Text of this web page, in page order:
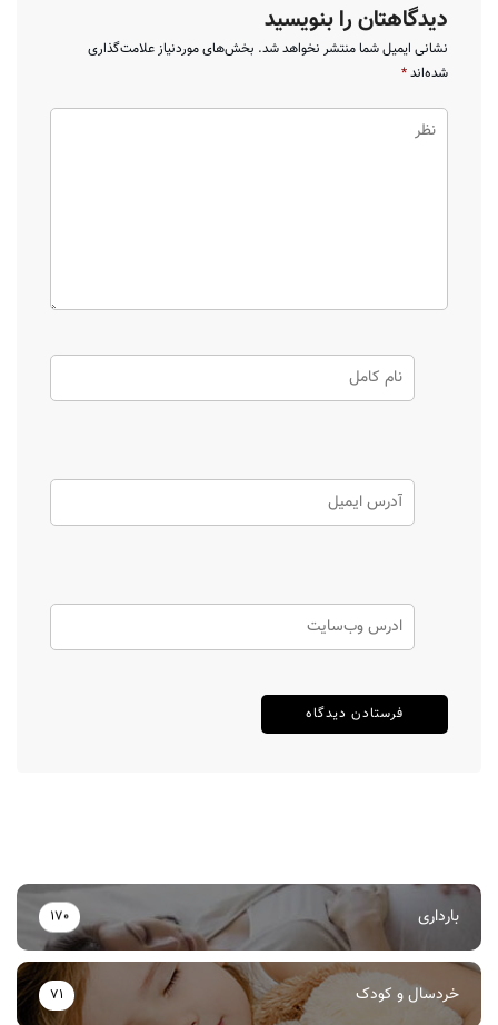
دیدگاهتان را بنویسید
نشانی ایمیل شما منتشر نخواهد شد. بخش‌های موردنیاز علامت‌گذاری
شده‌اند*
بارداری 170
خردسال و کودک 71